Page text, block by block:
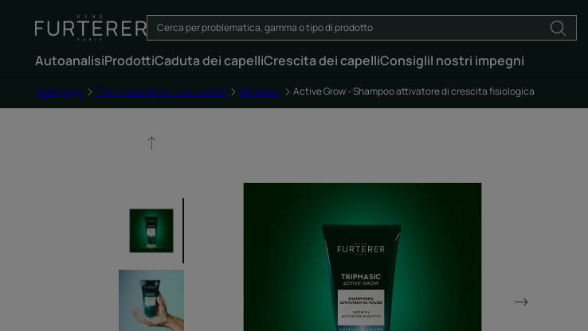
AutoanalisiProdottiCaduta dei capelliCrescita dei capelliConsigliI nostri impegni
Homepage Tutti i prodotti per i tuoi capelli Shampoo Active Grow - Shampoo attivatore di crescita fisiologica